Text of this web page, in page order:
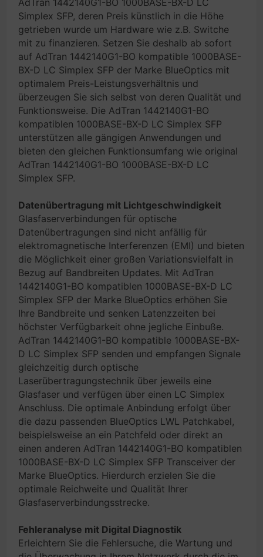
AdTran 1442140G1-BO 1000BASE-BX-D LC
Simplex SFP, deren Preis künstlich in die Höhe
getrieben wurde um Hardware wie z.B. Switche
mit zu finanzieren. Setzen Sie deshalb ab sofort
auf AdTran 1442140G1-BO kompatible 1000BASE-
BX-D LC Simplex SFP der Marke BlueOptics mit
optimalem Preis-Leistungsverhältnis und
überzeugen Sie sich selbst von deren Qualität und
Funktionsweise. Die AdTran 1442140G1-BO
kompatiblen 1000BASE-BX-D LC Simplex SFP
unterstützen alle gängigen Anwendungen und
bieten den gleichen Funktionsumfang wie original
AdTran 1442140G1-BO 1000BASE-BX-D LC
Simplex SFP.
Datenübertragung mit Lichtgeschwindigkeit
Glasfaserverbindungen für optische
Datenübertragungen sind nicht anfällig für
elektromagnetische Interferenzen (EMI) und bieten
die Möglichkeit einer großen Variationsvielfalt in
Bezug auf Bandbreiten Updates. Mit AdTran
1442140G1-BO kompatiblen 1000BASE-BX-D LC
Simplex SFP der Marke BlueOptics erhöhen Sie
Ihre Bandbreite und senken Latenzzeiten bei
höchster Verfügbarkeit ohne jegliche Einbuße.
AdTran 1442140G1-BO kompatible 1000BASE-BX-
D LC Simplex SFP senden und empfangen Signale
gleichzeitig durch optische
Laserübertragungstechnik über jeweils eine
Glasfaser und verfügen über einen LC Simplex
Anschluss. Die optimale Anbindung erfolgt über
die dazu passenden BlueOptics LWL Patchkabel,
beispielsweise an ein Patchfeld oder direkt an
einen anderen AdTran 1442140G1-BO kompatiblen
1000BASE-BX-D LC Simplex SFP Transceiver der
Marke BlueOptics. Hierdurch erzielen Sie die
optimale Reichweite und Qualität Ihrer
Glasfaserverbindungsstrecke.
Fehleranalyse mit Digital Diagnostik
Erleichtern Sie die Fehlersuche, die Wartung und